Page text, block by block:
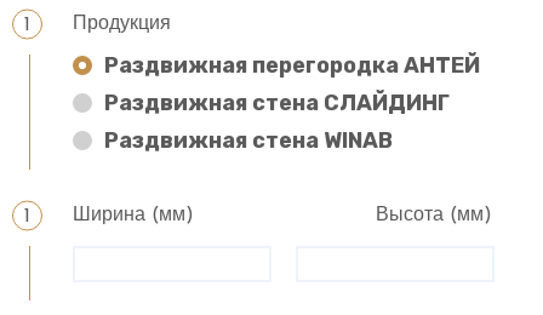
Продукция
Раздвижная перегородка АНТЕЙ
Раздвижная стена СЛАЙДИНГ
Раздвижная стена WINAB
Ширина (мм) Высота (мм)